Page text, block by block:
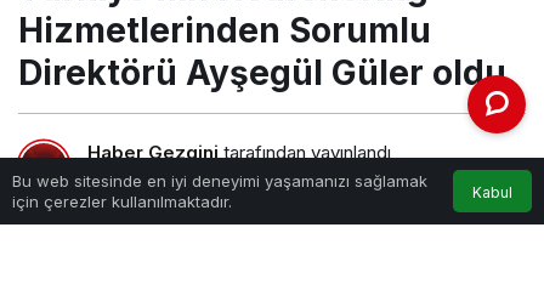
Hizmetlerinden Sorumlu
Direktörü Ayşegül Güler oldu
Haber Gezginitarafından yayınlandı
24 Haziran 2021, 14:04yayınlandı
Bu web sitesinde en iyi deneyimi yaşamanızı sağlamak
için çerezler kullanılmaktadır.
Kabul